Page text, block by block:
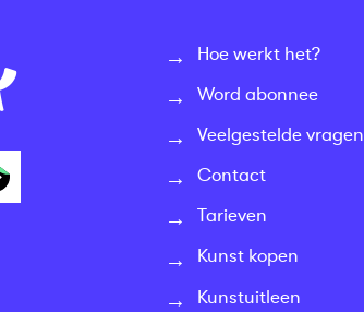
Hoe werkt het?
Word abonnee
Veelgestelde vragen
Contact
Tarieven
Kunst kopen
Kunstuitleen